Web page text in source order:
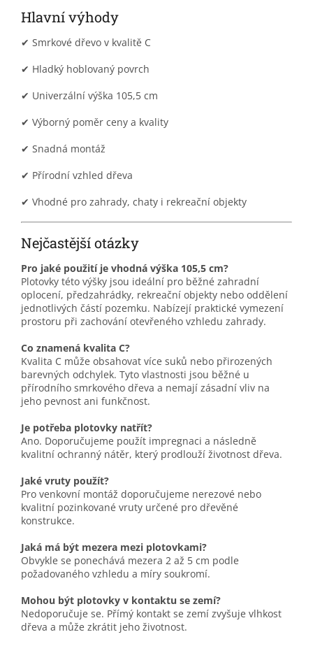
Hlavní výhody
✔ Smrkové dřevo v kvalitě C
✔ Hladký hoblovaný povrch
✔ Univerzální výška 105,5 cm
✔ Výborný poměr ceny a kvality
✔ Snadná montáž
✔ Přírodní vzhled dřeva
✔ Vhodné pro zahrady, chaty i rekreační objekty
Nejčastější otázky
Pro jaké použití je vhodná výška 105,5 cm?
Plotovky této výšky jsou ideální pro běžné zahradní
oplocení, předzahrádky, rekreační objekty nebo oddělení
jednotlivých částí pozemku. Nabízejí praktické vymezení
prostoru při zachování otevřeného vzhledu zahrady.
Co znamená kvalita C?
Kvalita C může obsahovat více suků nebo přirozených
barevných odchylek. Tyto vlastnosti jsou běžné u
přírodního smrkového dřeva a nemají zásadní vliv na
jeho pevnost ani funkčnost.
Je potřeba plotovky natřít?
Ano. Doporučujeme použít impregnaci a následně
kvalitní ochranný nátěr, který prodlouží životnost dřeva.
Jaké vruty použít?
Pro venkovní montáž doporučujeme nerezové nebo
kvalitní pozinkované vruty určené pro dřevěné
konstrukce.
Jaká má být mezera mezi plotovkami?
Obvykle se ponechává mezera 2 až 5 cm podle
požadovaného vzhledu a míry soukromí.
Mohou být plotovky v kontaktu se zemí?
Nedoporučuje se. Přímý kontakt se zemí zvyšuje vlhkost
dřeva a může zkrátit jeho životnost.